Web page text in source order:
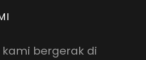
bergerak di